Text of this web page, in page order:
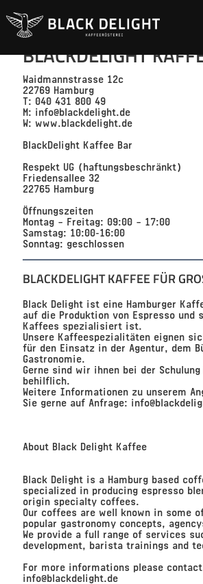
BLACKDELIGHT
Waidmannstrasse 12c
22769 Hamburg
T: 040 431 800 49
M: info@blackdelight.de
W: www.blackdelight.de
BlackDelight Kaffee Bar
Respekt UG (haftungsbeschränkt)
Friedensallee 32
22765 Hamburg
Öffnungszeiten
Montag – Freitag: 09:00 – 17:00
Samstag: 10:00-16:00
Sonntag: geschlossen
BLACKDELIGHT KAFFEE FÜR
Black Delight ist eine Hamburger
auf die Produktion von Espresso und
Kaffees spezialisiert ist.
Unsere Kaffeespezialitäten eignen
für den Einsatz in der Agentur, dem
Gastronomie.
Gerne sind wir ihnen bei der
behilflich.
Weitere Informationen zu unserem
Sie gerne auf Anfrage:
About Black Delight Kaffee
Black Delight is a Hamburg based
specialized in producing espresso
origin specialty coffees.
Our coffees are well known in some
popular gastronomy concepts,
We provide a full range of services
development, barista trainings and
For more informations please
info@blackdelight.de